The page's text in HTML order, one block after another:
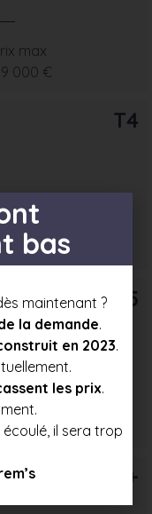
max
000 €
T4
Prix max
000 €
T5
max
000 €
T6+
bas
maintenant ?
la demande.
en 2023.
les prix.
il sera trop